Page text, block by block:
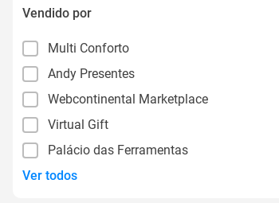
Vendido por
Multi Conforto
Andy Presentes
Webcontinental Marketplace
Virtual Gift
Palácio das Ferramentas
Ver todos